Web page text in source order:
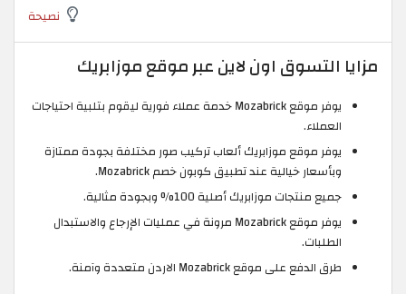
نصيحة
مزايا التسوق اون لاين عبر موقع موزابريك
يوفر موقع Mozabrick خدمة عملاء فورية ليقوم بتلبية احتياجات
العملاء.
يوفر موقع موزابريك ألعاب تركيب صور مختلفة بجودة ممتازة
وبأسعار خيالية عند تطبيق كوبون خصم Mozabrick.
جميع منتجات موزابريك أصلية 100% وبجودة مثالية.
يوفر موقع Mozabrick مرونة في عمليات الإرجاع والاستبدال
الطلبات.
طرق الدفع على موقع Mozabrick الاردن متعددة وآمنة.